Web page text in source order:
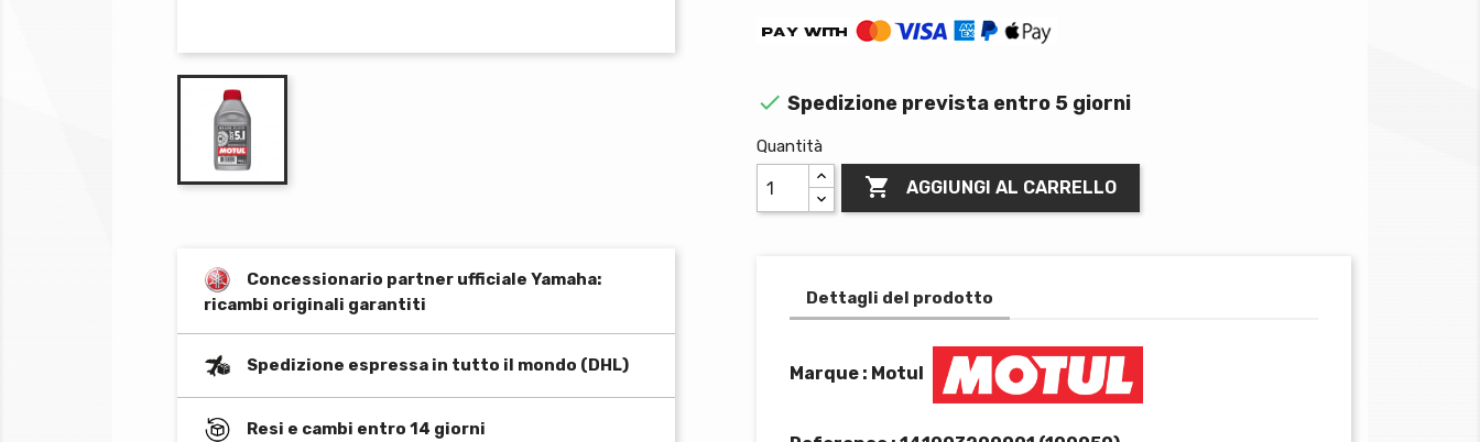
Concessionario partner ufficiale Yamaha:
ricambi originali garantiti
Spedizione espressa in tutto il mondo (DHL)
Resi e cambi entro 14 giorni
 Spedizione prevista entro 5 giorni
Quantità
 AGGIUNGI AL CARRELLO
Dettagli del prodotto
Marque : Motul